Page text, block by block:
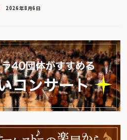
2026年8月6日